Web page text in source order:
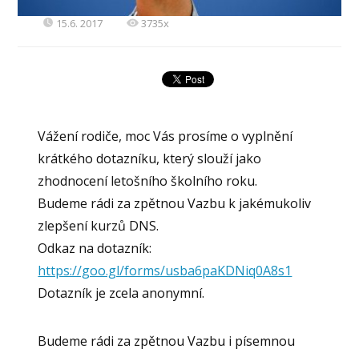
15.6. 2017 3735x
Vážení rodiče, moc Vás prosíme o vyplnění
krátkého dotazníku, který slouží jako
zhodnocení letošního školního roku.
Budeme rádi za zpětnou Vazbu k jakémukoliv
zlepšení kurzů DNS.
Odkaz na dotazník:
https://goo.gl/forms/usba6paKDNiq0A8s1
Dotazník je zcela anonymní.
Budeme rádi za zpětnou Vazbu i písemnou